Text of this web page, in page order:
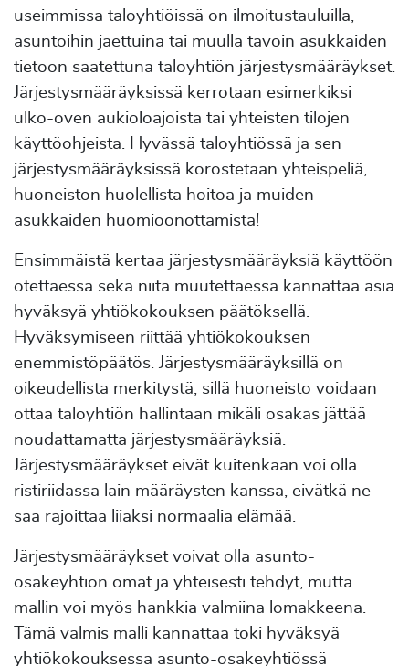
useimmissa taloyhtiöissä on ilmoitustauluilla,
asuntoihin jaettuina tai muulla tavoin asukkaiden
tietoon saatettuna taloyhtiön järjestysmääräykset.
Järjestysmääräyksissä kerrotaan esimerkiksi
ulko-oven aukioloajoista tai yhteisten tilojen
käyttöohjeista. Hyvässä taloyhtiössä ja sen
järjestysmääräyksissä korostetaan yhteispeliä,
huoneiston huolellista hoitoa ja muiden
asukkaiden huomioonottamista!
Ensimmäistä kertaa järjestysmääräyksiä käyttöön
otettaessa sekä niitä muutettaessa kannattaa asia
hyväksyä yhtiökokouksen päätöksellä.
Hyväksymiseen riittää yhtiökokouksen
enemmistöpäätös. Järjestysmääräyksillä on
oikeudellista merkitystä, sillä huoneisto voidaan
ottaa taloyhtiön hallintaan mikäli osakas jättää
noudattamatta järjestysmääräyksiä.
Järjestysmääräykset eivät kuitenkaan voi olla
ristiriidassa lain määräysten kanssa, eivätkä ne
saa rajoittaa liiaksi normaalia elämää.
Järjestysmääräykset voivat olla asunto-
osakeyhtiön omat ja yhteisesti tehdyt, mutta
mallin voi myös hankkia valmiina lomakkeena.
Tämä valmis malli kannattaa toki hyväksyä
yhtiökokouksessa asunto-osakeyhtiössä